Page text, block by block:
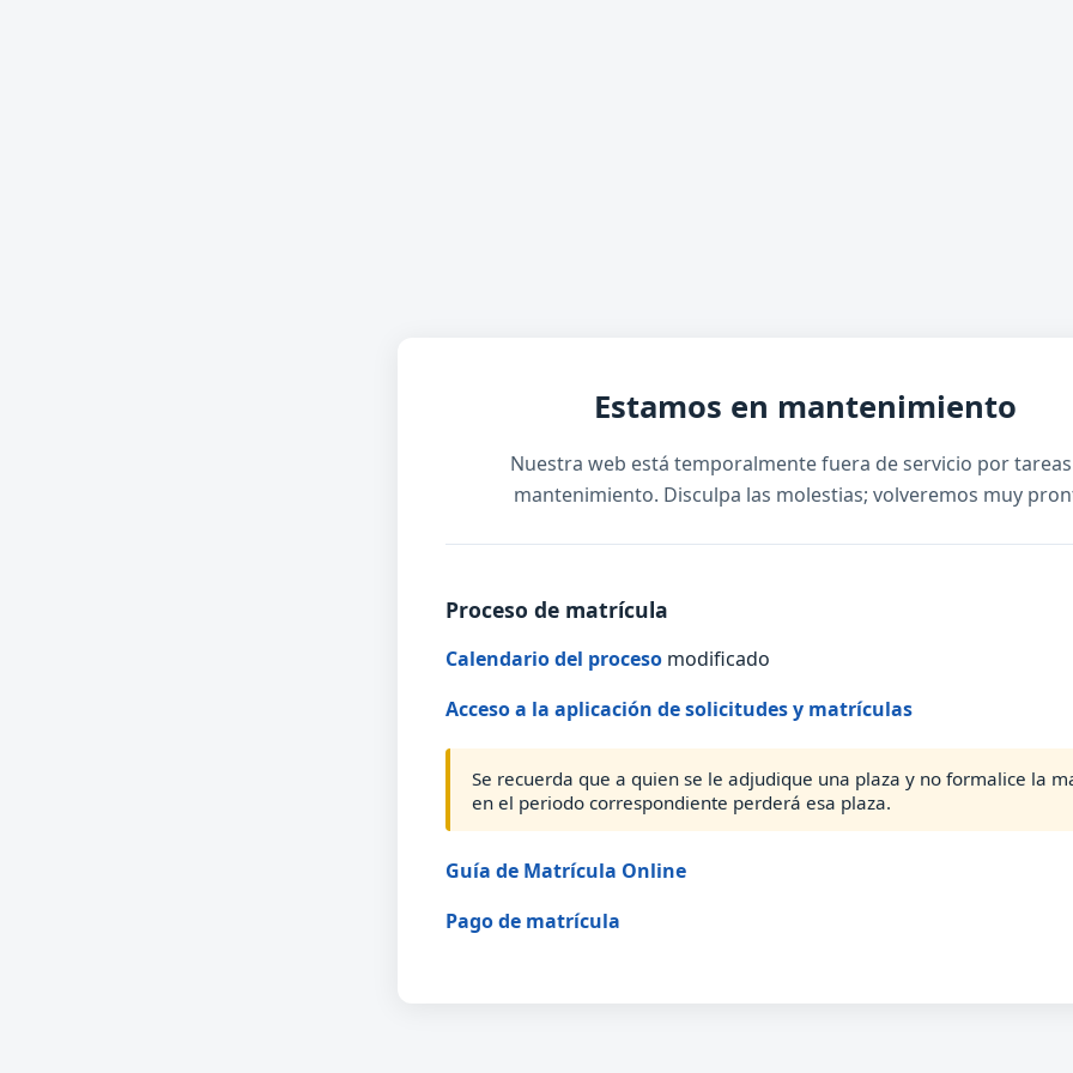
Estamos en mantenimiento
Nuestra web está temporalmente fuera de servicio por
mantenimiento. Disculpa las molestias; volveremos muy
Proceso de matrícula
Calendario del proceso modificado
Acceso a la aplicación de solicitudes y matrículas
Se recuerda que a quien se le adjudique una plaza y no formalice la
en el periodo correspondiente perderá esa plaza.
Guía de Matrícula Online
Pago de matrícula